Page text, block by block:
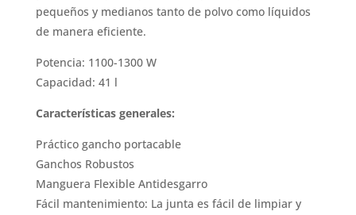
pequeños y medianos tanto de polvo como líquidos
de manera eficiente.
Potencia: 1100-1300 W
Capacidad: 41 l
Características generales:
Práctico gancho portacable
Ganchos Robustos
Manguera Flexible Antidesgarro
Fácil mantenimiento: La junta es fácil de limpiar y